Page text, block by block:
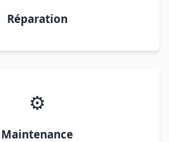
Réparation
⚙️
Maintenance